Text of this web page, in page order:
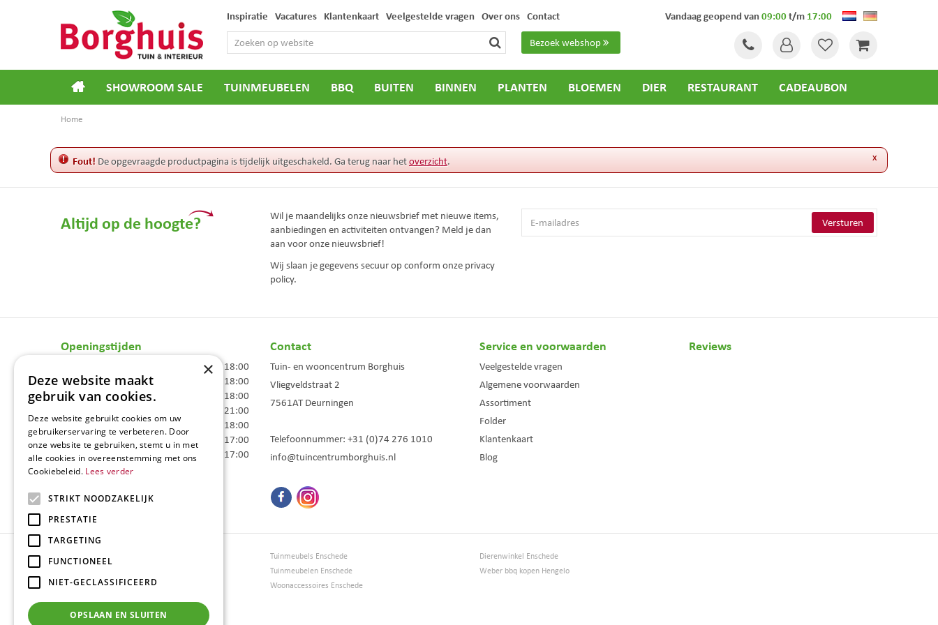
Home
Bezoek webshop
Inspiratie Vacatures Klantenkaart Veelgestelde vragen Over ons Contact Vandaag geopend van09:00t/m17:00
SHOWROOM SALE TUINMEUBELEN BBQ BUITEN BINNEN PLANTEN BLOEMEN DIER RESTAURANT CADEAUBON
x
Fout! De opgevraagde productpagina is tijdelijk uitgeschakeld. Ga terug naar hetoverzicht.
Altijd op de hoogte?
Wil je maandelijks onze nieuwsbrief met nieuwe items,
aanbiedingen en activiteiten ontvangen? Meld je dan
aan voor onze nieuwsbrief!
Wij slaan je gegevens secuur op conform onze privacy
policy.
Openingstijden
09:00 - 18:00
Dinsdag
09:00 - 18:00
Woensdag
09:00 - 18:00
09:00 - 21:00
Vrijdag
09:00 - 18:00
Zaterdag
09:00 - 17:00
Zondag
10:00 - 17:00
Contact
Tuin- en wooncentrum Borghuis
Vliegveldstraat 2
7561AT Deurningen
Telefoonnummer: +31 (0)74 276 1010
info@tuincentrumborghuis.nl
Service en voorwaarden
Veelgestelde vragen
Algemene voorwaarden
Assortiment
Folder
Klantenkaart
Blog
Reviews
Tuincentrum Borghuis
Loungesets
Bloemen
Barbecues
Tuinmeubels Enschede
Tuinmeubelen Enschede
Woonaccessoires Enschede
Dierenwinkel Enschede
Weber bbq kopen Hengelo
×
Deze website maakt
gebruik van cookies.
Deze website gebruikt cookies om uw
gebruikerservaring te verbeteren. Door
onze website te gebruiken, stemt u in met
alle cookies in overeenstemming met ons
Cookiebeleid. Lees verder
STRIKT NOODZAKELIJK
PRESTATIE
TARGETING
FUNCTIONEEL
NIET-GECLASSIFICEERD
OPSLAAN EN SLUITEN